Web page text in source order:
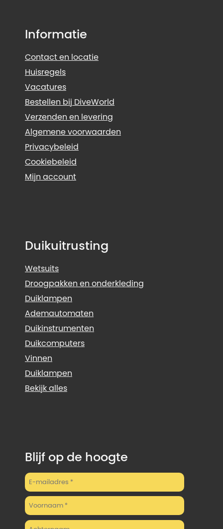
Informatie
Contact en locatie
Huisregels
Vacatures
Bestellen bij DiveWorld
Verzenden en levering
Algemene voorwaarden
Privacybeleid
Cookiebeleid
Mijn account
Duikuitrusting
Wetsuits
Droogpakken en onderkleding
Duiklampen
Ademautomaten
Duikinstrumenten
Duikcomputers
Vinnen
Duiklampen
Bekijk alles
Blijf op de hoogte